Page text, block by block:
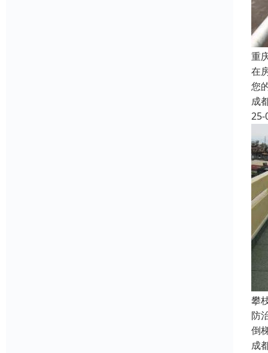
重
在
您
成
25-
攀
防
倒
成